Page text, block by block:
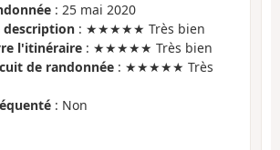
: 25 mai 2020
description : ★★★★★ Très bien
l'itinéraire : ★★★★★ Très bien
de randonnée : ★★★★★ Très
: Non